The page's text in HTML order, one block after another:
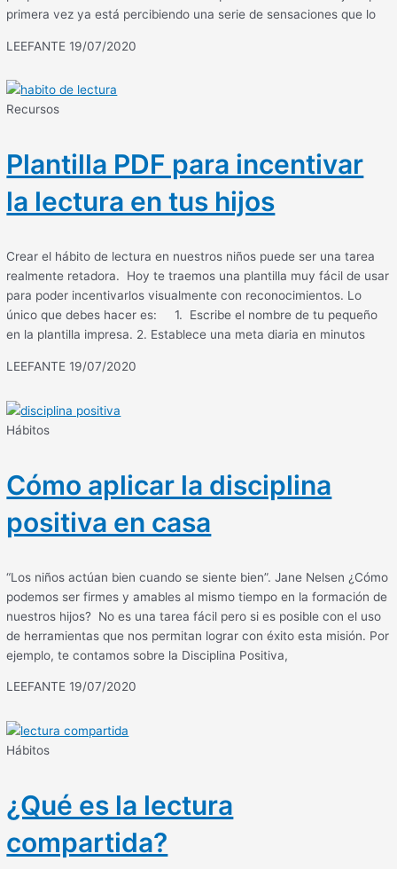
primera vez ya está percibiendo una serie de sensaciones que lo
LEEFANTE19/07/2020
Recursos
Plantilla PDF para incentivar
la lectura en tus hijos
Crear el hábito de lectura en nuestros niños puede ser una tarea
realmente retadora. Hoy te traemos una plantilla muy fácil de usar
para poder incentivarlos visualmente con reconocimientos. Lo
único que debes hacer es: 1. Escribe el nombre de tu pequeño
en la plantilla impresa. 2. Establece una meta diaria en minutos
LEEFANTE19/07/2020
Hábitos
Cómo aplicar la disciplina
positiva en casa
“Los niños actúan bien cuando se siente bien”. Jane Nelsen ¿Cómo
podemos ser firmes y amables al mismo tiempo en la formación de
nuestros hijos? No es una tarea fácil pero si es posible con el uso
de herramientas que nos permitan lograr con éxito esta misión. Por
ejemplo, te contamos sobre la Disciplina Positiva,
LEEFANTE19/07/2020
Hábitos
¿Qué es la lectura
compartida?